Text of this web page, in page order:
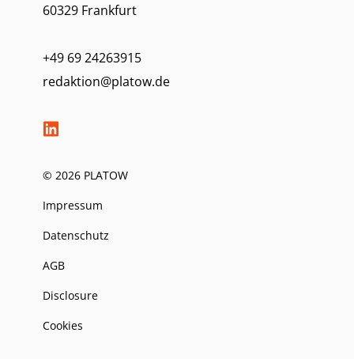
60329 Frankfurt
+49 69 24263915
redaktion@platow.de
© 2026 PLATOW
Impressum
Datenschutz
AGB
Disclosure
Cookies